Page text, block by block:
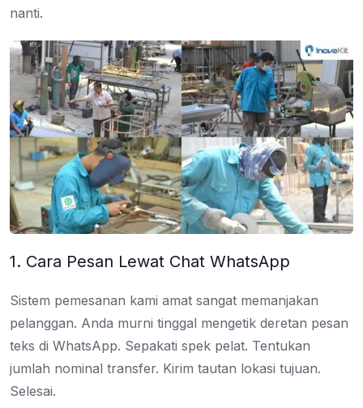
nanti.
1. Cara Pesan Lewat Chat WhatsApp
Sistem pemesanan kami amat sangat memanjakan
pelanggan. Anda murni tinggal mengetik deretan pesan
teks di WhatsApp. Sepakati spek pelat. Tentukan
jumlah nominal transfer. Kirim tautan lokasi tujuan.
Selesai.